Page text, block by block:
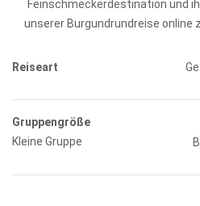
Feinschmeckerdestination und
unserer Burgundrundreise online
Reiseart
Gruppengröße
Kleine Gruppe